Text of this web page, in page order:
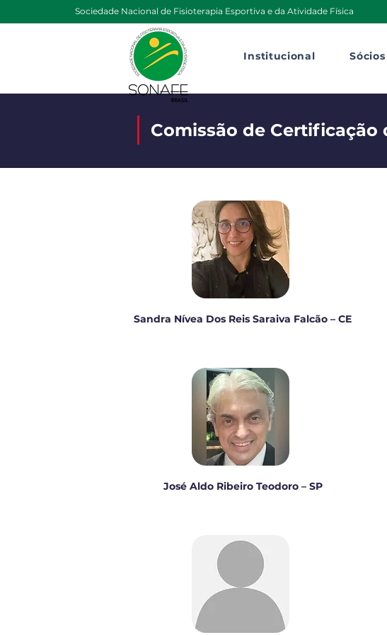
Institucional Sócios
Sociedade Nacional de Fisioterapia Esportiva e da Atividade Física
Comissão de Certificação
Sandra Nívea Dos Reis Saraiva Falcão – CE
José Aldo Ribeiro Teodoro – SP